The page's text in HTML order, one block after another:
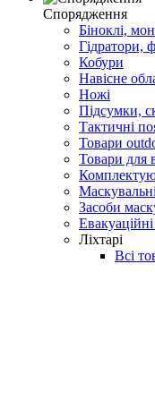
Спорядження
Біноклі,
Гідратори,
Кобури
Навісне
Ножі
Підсумки,
Тактичні
Товари
Товари для
Засоби
Ліхтарі
Всі